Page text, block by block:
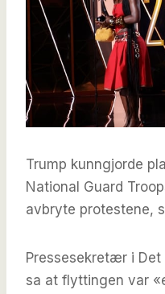
Trump kunngjorde
National Guard
avbryte protestene,
Pressesekretær i
sa at flyttingen var